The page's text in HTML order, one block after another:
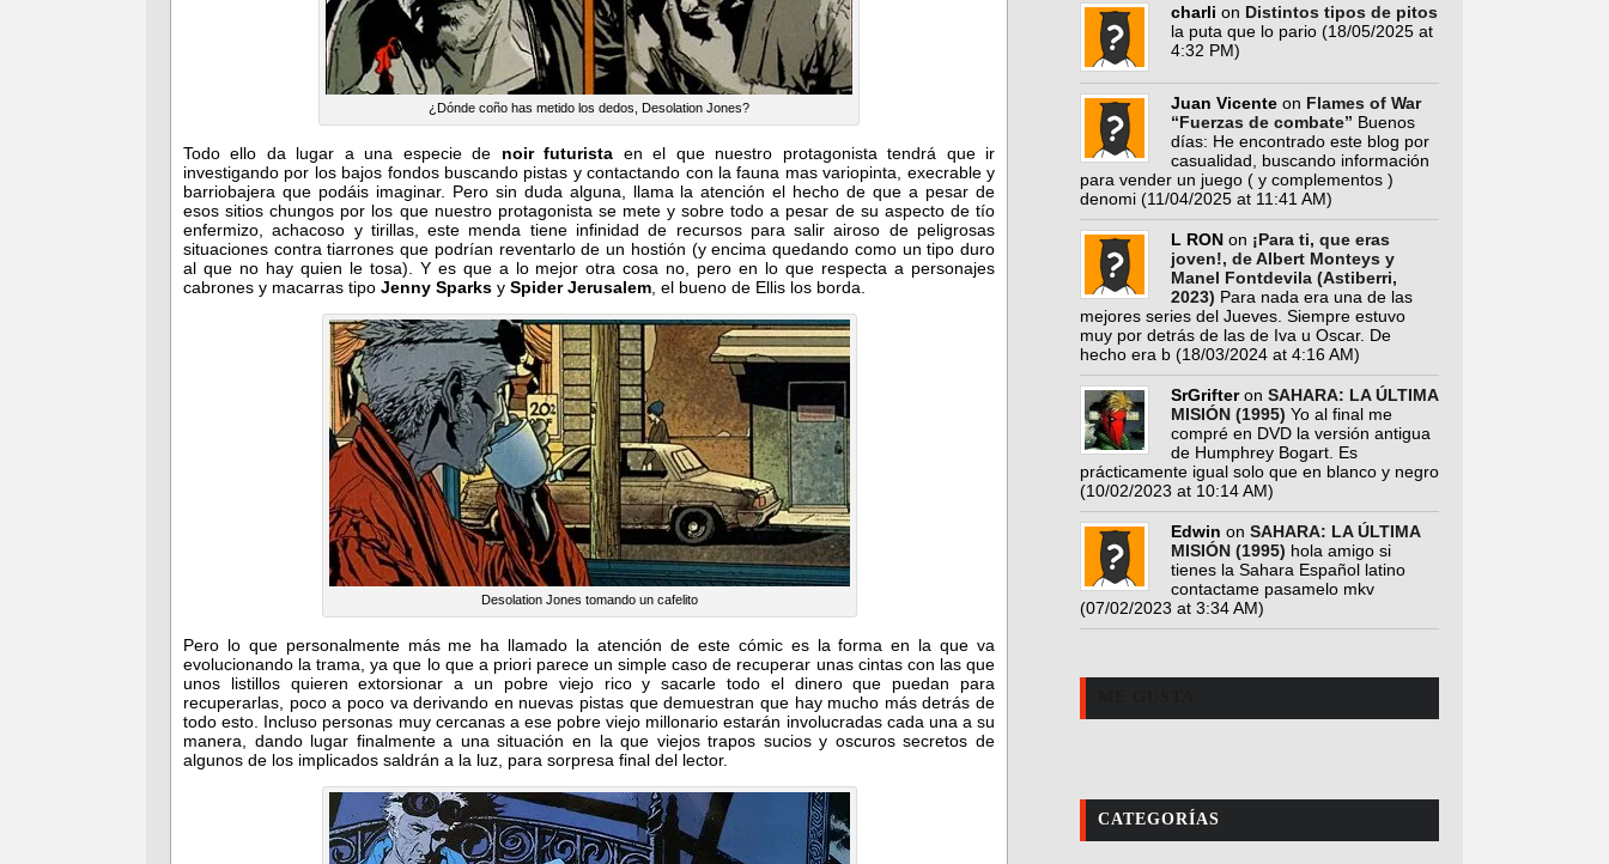
¿Dónde coño has metido los dedos, Desolation Jones?
Todo ello da lugar a una especie de noir futurista en el que nuestro protagonista tendrá que ir
investigando por los bajos fondos buscando pistas y contactando con la fauna mas variopinta, execrable y
barriobajera que podáis imaginar. Pero sin duda alguna, llama la atención el hecho de que a pesar de
esos sitios chungos por los que nuestro protagonista se mete y sobre todo a pesar de su aspecto de tío
enfermizo, achacoso y tirillas, este menda tiene infinidad de recursos para salir airoso de peligrosas
situaciones contra tiarrones que podrían reventarlo de un hostión (y encima quedando como un tipo duro
al que no hay quien le tosa). Y es que a lo mejor otra cosa no, pero en lo que respecta a personajes
cabrones y macarras tipo Jenny Sparks y Spider Jerusalem , el bueno de Ellis los borda.
Desolation Jones tomando un cafelito
Pero lo que personalmente más me ha llamado la atención de este cómic es la forma en la que va
evolucionando la trama, ya que lo que a priori parece un simple caso de recuperar unas cintas con las que
unos listillos quieren extorsionar a un pobre viejo rico y sacarle todo el dinero que puedan para
recuperarlas, poco a poco va derivando en nuevas pistas que demuestran que hay mucho más detrás de
todo esto. Incluso personas muy cercanas a ese pobre viejo millonario estarán involucradas cada una a su
manera, dando lugar finalmente a una situación en la que viejos trapos sucios y oscuros secretos de
algunos de los implicados saldrán a la luz, para sorpresa final del lector.
charli on Distintos tipos de pitos
la puta que lo pario (18/05/2025 at
4:32 PM)
Juan Vicente on Flames of War
“Fuerzas de combate” Buenos
días: He encontrado este blog por
casualidad, buscando información
para vender un juego ( y complementos )
denomi (11/04/2025 at 11:41 AM)
L RON on ¡Para ti, que eras
joven!, de Albert Monteys y
Manel Fontdevila (Astiberri,
2023) Para nada era una de las
mejores series del Jueves. Siempre estuvo
muy por detrás de las de Iva u Oscar. De
hecho era b (18/03/2024 at 4:16 AM)
SrGrifteron SAHARA: LA ÚLTIMA
MISIÓN (1995) Yo al final me
compré en DVD la versión antigua
de Humphrey Bogart. Es
prácticamente igual solo que en blanco y negro
(10/02/2023 at 10:14 AM)
Edwin on SAHARA: LA ÚLTIMA
MISIÓN (1995) hola amigo si
tienes la Sahara Español latino
contactame pasamelo mkv
(07/02/2023 at 3:34 AM)
CATEGORÍAS